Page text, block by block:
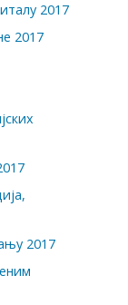
2017
2017
2017